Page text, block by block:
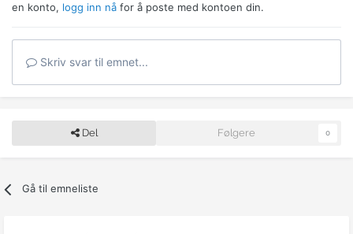
en konto, logg inn nå for å poste med kontoen din.
Skriv svar til emnet...
Del Følgere 0
Gå til emneliste